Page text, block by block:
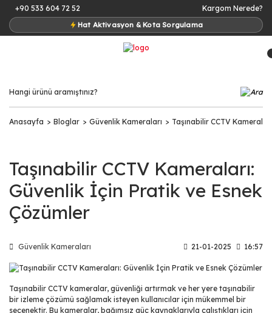
+90 533 604 72 52
Hat Aktivasyon & Kota Sorgulama
Kargom Nerede?
Anasayfa Bloglar Güvenlik Kameraları Taşınabilir CCTV
Taşınabilir CCTV Kameraları:
Güvenlik İçin Pratik ve Esnek
Çözümler
Güvenlik Kameraları 21-01-2025 16:57
Taşınabilir CCTV kameralar, güvenliği artırmak ve her yere taşınabilir
bir izleme çözümü sağlamak isteyen kullanıcılar için mükemmel bir
seçenektir. Bu kameralar, bağımsız güç kaynaklarıyla çalıştıkları için